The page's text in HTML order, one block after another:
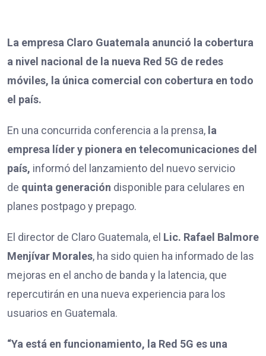
La empresa Claro Guatemala anunció la cobertura
a nivel nacional de la nueva Red 5G de redes
móviles, la única comercial con cobertura en todo
el país.
En una concurrida conferencia a la prensa, la
empresa líder y pionera en telecomunicaciones del
país, informó del lanzamiento del nuevo servicio
de quinta generación disponible para celulares en
planes postpago y prepago.
El director de Claro Guatemala, el Lic. Rafael Balmore
Menjívar Morales, ha sido quien ha informado de las
mejoras en el ancho de banda y la latencia, que
repercutirán en una nueva experiencia para los
usuarios en Guatemala.
“Ya está en funcionamiento, la Red 5G es una